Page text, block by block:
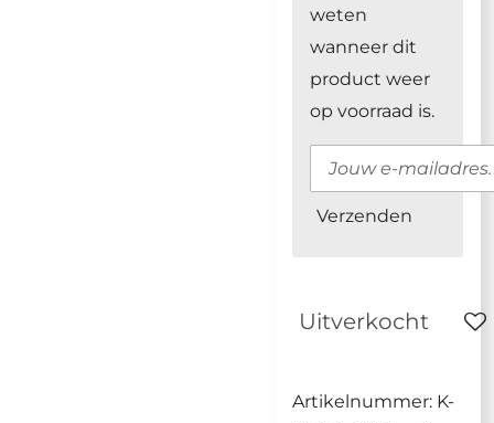
weten
wanneer dit
product weer
op voorraad is.
Verzenden
Uitverkocht
Artikelnummer: K-